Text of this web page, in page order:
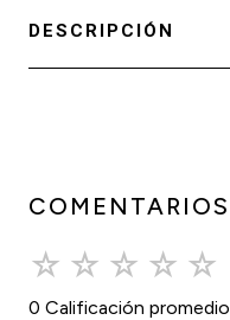
DESCRIPCIÓN
COMENTARIOS
☆ ☆ ☆ ☆ ☆
0 Calificación promedio